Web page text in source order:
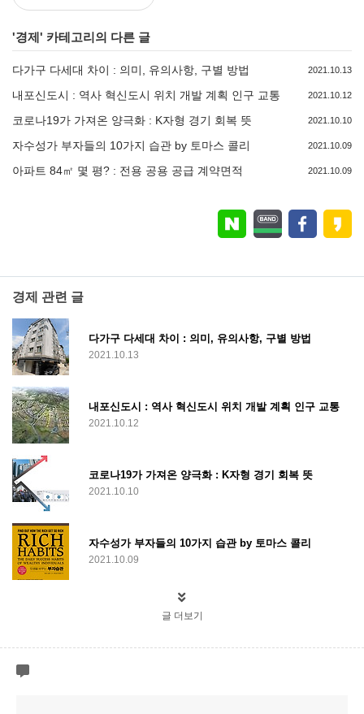
'경제' 카테고리의 다른 글
다가구 다세대 차이 : 의미, 유의사항, 구별 방법 2021.10.13
내포신도시 : 역사 혁신도시 위치 개발 계획 인구 교통 2021.10.12
코로나19가 가져온 양극화 : K자형 경기 회복 뜻 2021.10.10
자수성가 부자들의 10가지 습관 by 토마스 콜리 2021.10.09
아파트 84㎡ 몇 평? : 전용 공용 공급 계약면적 2021.10.09
경제 관련 글
다가구 다세대 차이 : 의미, 유의사항, 구별 방법
2021.10.13
내포신도시 : 역사 혁신도시 위치 개발 계획 인구 교통
2021.10.12
코로나19가 가져온 양극화 : K자형 경기 회복 뜻
2021.10.10
자수성가 부자들의 10가지 습관 by 토마스 콜리
2021.10.09
글 더보기